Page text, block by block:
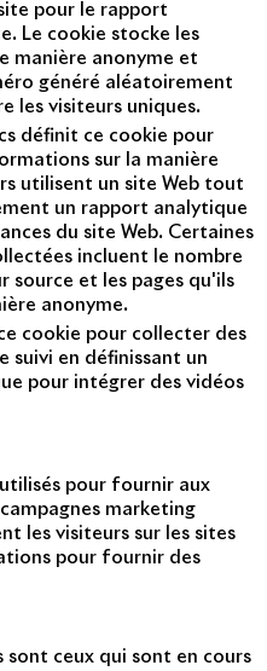
pour le rapport
Le cookie stocke les
manière anonyme et
généré aléatoirement
les visiteurs uniques.
définit ce cookie pour
sur la manière
utilisent un site Web tout
un rapport analytique
du site Web. Certaines
incluent le nombre
source et les pages qu'ils
anonyme.
cookie pour collecter des
suivi en définissant un
pour intégrer des vidéos
pour fournir aux
marketing
les visiteurs sur les sites
pour fournir des
sont ceux qui sont en cours